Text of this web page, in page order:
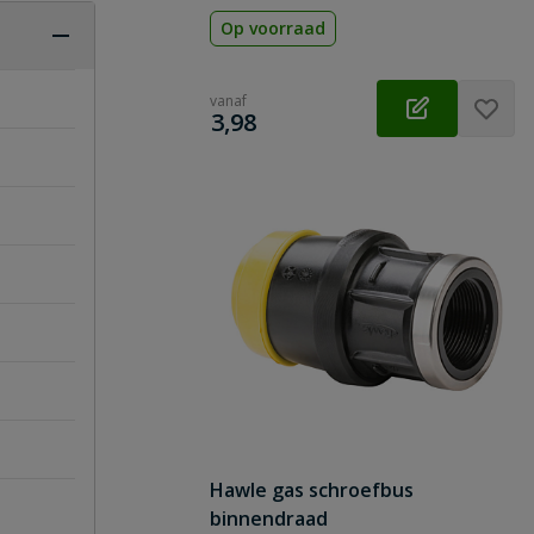
Op voorraad
vanaf
€
3,98
Hawle gas schroefbus
binnendraad